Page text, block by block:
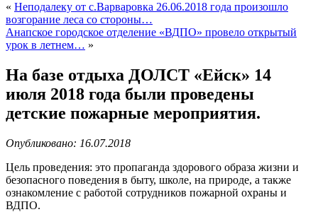
« Неподалеку от с.Варваровка 26.06.2018 года произошло
возгорание леса со стороны…
Анапское городское отделение «ВДПО» провело открытый
урок в летнем… »
На базе отдыха ДОЛСТ «Ейск» 14
июля 2018 года были проведены
детские пожарные мероприятия.
Опубликовано: 16.07.2018
Цель проведения: это пропаганда здорового образа жизни и
безопасного поведения в быту, школе, на природе, а также
ознакомление с работой сотрудников пожарной охраны и
ВДПО.